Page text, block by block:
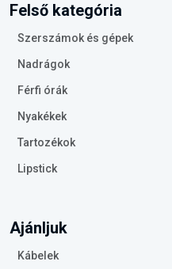
Felső kategória
Szerszámok és gépek
Nadrágok
Férfi órák
Nyakékek
Tartozékok
Lipstick
Ajánljuk
Kábelek